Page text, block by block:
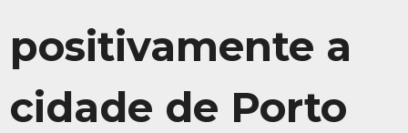
positivamente a
cidade de Porto